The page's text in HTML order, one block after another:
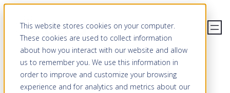
This website stores cookies on your computer.
These cookies are used to collect information
about how you interact with our website and allow
us to remember you. We use this information in
order to improve and customize your browsing
experience and for analytics and metrics about our
contenu